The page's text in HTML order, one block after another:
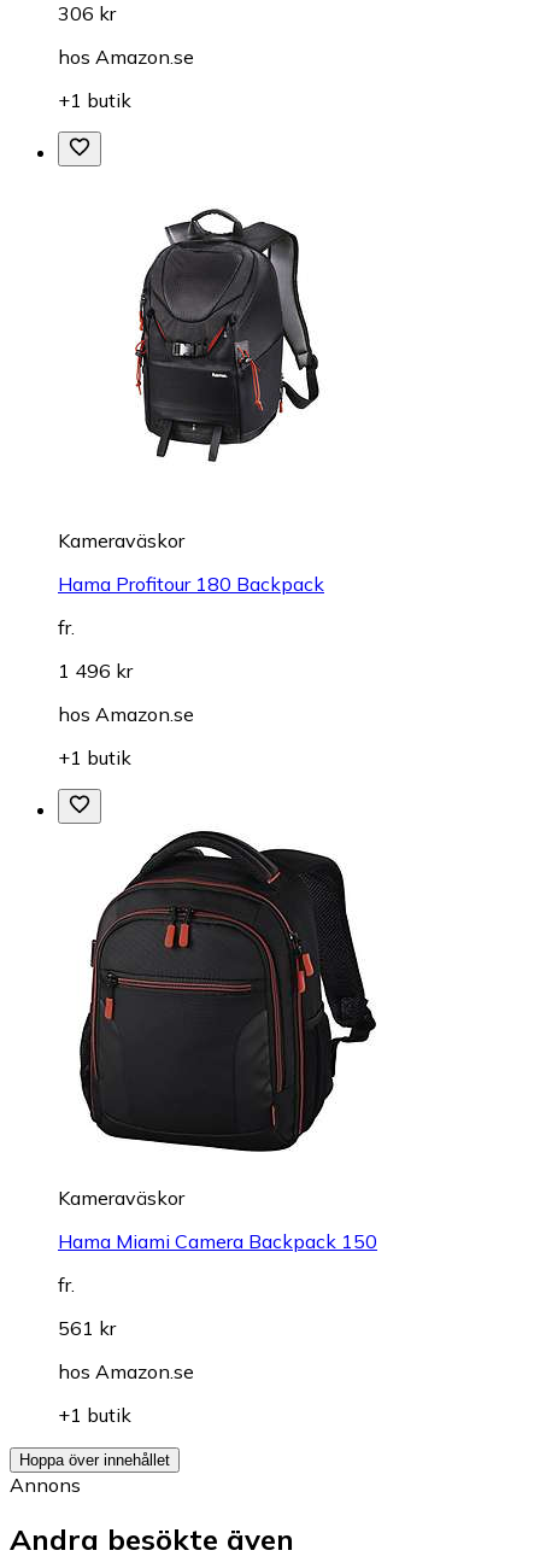
306 kr
hos Amazon.se
+1 butik
Kameraväskor
Hama Profitour 180 Backpack
fr.
1 496 kr
hos Amazon.se
+1 butik
Kameraväskor
Hama Miami Camera Backpack 150
fr.
561 kr
hos Amazon.se
+1 butik
Hoppa över innehållet
Annons
Andra besökte även